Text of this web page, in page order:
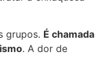
grupos. É chamada
. A dor de